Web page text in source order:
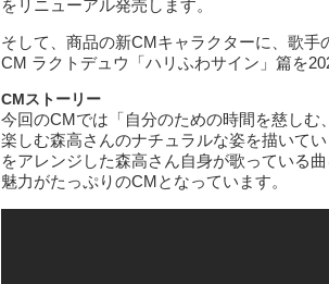
をリニューアル発売します。
そして、商品の新CMキャラクターに、歌
CM ラクトデュウ「ハリふわサイン」篇を
CMストーリー
今回のCMでは「自分のための時間を慈し
楽しむ森高さんのナチュラルな姿を描いて
をアレンジした森高さん自身が歌っている
魅力がたっぷりのCMとなっています。